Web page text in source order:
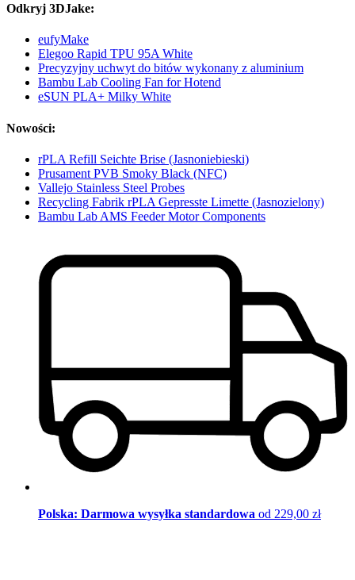
Odkryj 3DJake:
eufyMake
Elegoo Rapid TPU 95A White
Precyzyjny uchwyt do bitów wykonany z aluminium
Bambu Lab Cooling Fan for Hotend
eSUN PLA+ Milky White
Nowości:
rPLA Refill Seichte Brise (Jasnoniebieski)
Prusament PVB Smoky Black (NFC)
Vallejo Stainless Steel Probes
Recycling Fabrik rPLA Gepresste Limette (Jasnozielony)
Bambu Lab AMS Feeder Motor Components
Polska: Darmowa wysyłka standardowa od 229,00 zł